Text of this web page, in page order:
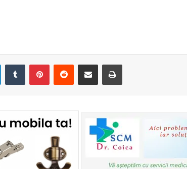
LinkedInTumblr PinterestReddit Share via Email Print